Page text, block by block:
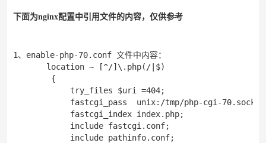
下面为nginx配置中引用文件的内容，仅供参考
1、enable-php-70.conf 文件中内容：
       location ~ [^/]\.php(/|$)
        {
            try_files $uri =404;
            fastcgi_pass  unix:/tmp/php-cgi-70.sock;
            fastcgi_index index.php;
            include fastcgi.conf;
            include pathinfo.conf;